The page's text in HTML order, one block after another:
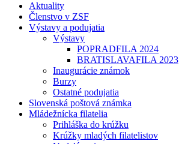
Aktuality
Členstvo v ZSF
Výstavy a podujatia
Výstavy
POPRADFILA 2024
BRATISLAVAFILA 2023
Inaugurácie známok
Burzy
Ostatné podujatia
Slovenská poštová známka
Mládežnícka filatelia
Prihláška do krúžku
Krúžky mladých filatelistov